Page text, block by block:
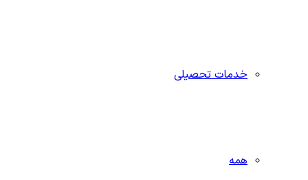
خدمات تحصیلی
همه